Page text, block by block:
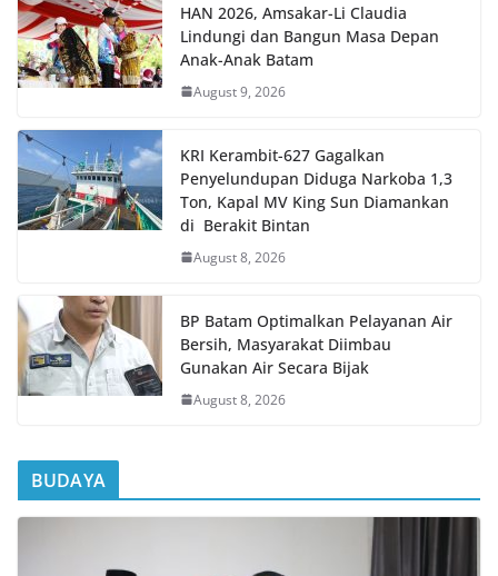
HAN 2026, Amsakar-Li Claudia
Lindungi dan Bangun Masa Depan
Anak-Anak Batam
August 9, 2026
KRI Kerambit-627 Gagalkan
Penyelundupan Diduga Narkoba 1,3
Ton, Kapal MV King Sun Diamankan
di Berakit Bintan
August 8, 2026
BP Batam Optimalkan Pelayanan Air
Bersih, Masyarakat Diimbau
Gunakan Air Secara Bijak
August 8, 2026
BUDAYA